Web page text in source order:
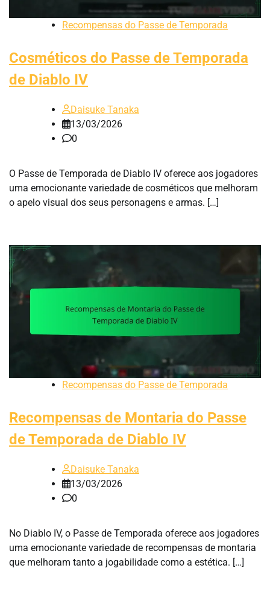
Recompensas do Passe de Temporada
Cosméticos do Passe de Temporada
de Diablo IV
Daisuke Tanaka
13/03/2026
0
O Passe de Temporada de Diablo IV oferece aos jogadores
uma emocionante variedade de cosméticos que melhoram
o apelo visual dos seus personagens e armas. […]
Recompensas do Passe de Temporada
Recompensas de Montaria do Passe
de Temporada de Diablo IV
Daisuke Tanaka
13/03/2026
0
No Diablo IV, o Passe de Temporada oferece aos jogadores
uma emocionante variedade de recompensas de montaria
que melhoram tanto a jogabilidade como a estética. […]